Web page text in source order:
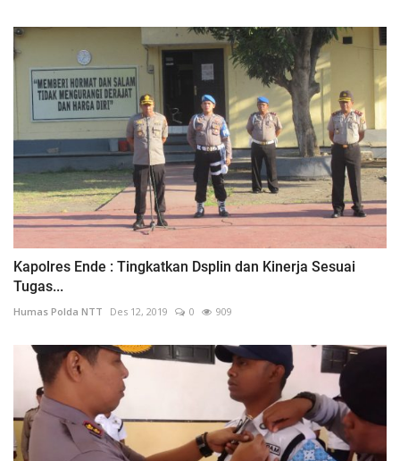
Kapolres Ende : Tingkatkan Dsplin dan Kinerja Sesuai
Tugas...
Humas Polda NTT Des 12, 2019 0 909